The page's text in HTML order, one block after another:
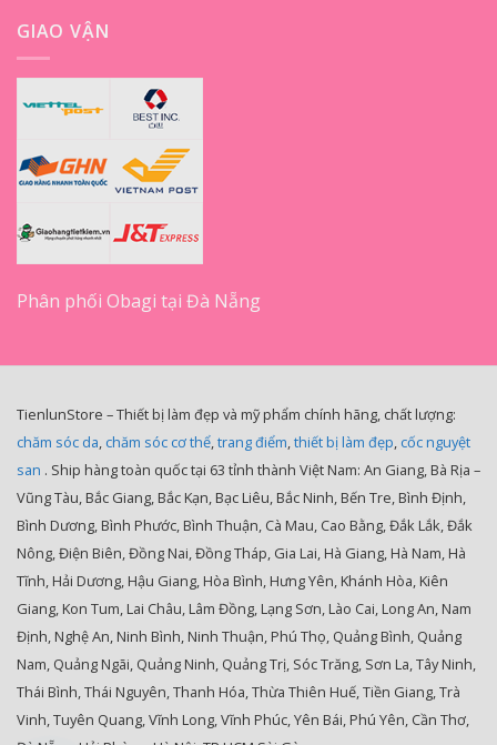
GIAO VẬN
Phân phối Obagi tại Đà Nẵng
TienlunStore – Thiết bị làm đẹp và mỹ phẩm chính hãng, chất lượng:
chăm sóc da, chăm sóc cơ thể,trang điểm,thiết bị làm đẹp, cốc nguyệt
san . Ship hàng toàn quốc tại 63 tỉnh thành Việt Nam: An Giang, Bà Rịa –
Vũng Tàu, Bắc Giang, Bắc Kạn, Bạc Liêu, Bắc Ninh, Bến Tre, Bình Định,
Bình Dương, Bình Phước, Bình Thuận, Cà Mau, Cao Bằng, Đắk Lắk, Đắk
Nông, Điện Biên, Đồng Nai, Đồng Tháp, Gia Lai, Hà Giang, Hà Nam, Hà
Tĩnh, Hải Dương, Hậu Giang, Hòa Bình, Hưng Yên, Khánh Hòa, Kiên
Giang, Kon Tum, Lai Châu, Lâm Đồng, Lạng Sơn, Lào Cai, Long An, Nam
Định, Nghệ An, Ninh Bình, Ninh Thuận, Phú Thọ, Quảng Bình, Quảng
Nam, Quảng Ngãi, Quảng Ninh, Quảng Trị, Sóc Trăng, Sơn La, Tây Ninh,
Thái Bình, Thái Nguyên, Thanh Hóa, Thừa Thiên Huế, Tiền Giang, Trà
Vinh, Tuyên Quang, Vĩnh Long, Vĩnh Phúc, Yên Bái, Phú Yên, Cần Thơ,